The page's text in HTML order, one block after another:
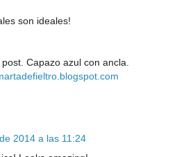
son ideales!
Capazo azul con ancla.
2014 a las 11:24